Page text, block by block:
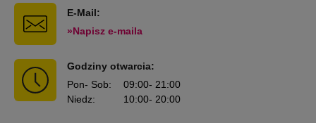
E-Mail:
»Napisz e-maila
Godziny otwarcia:
Pon- Sob: 09:00- 21:00
Niedz: 10:00- 20:00